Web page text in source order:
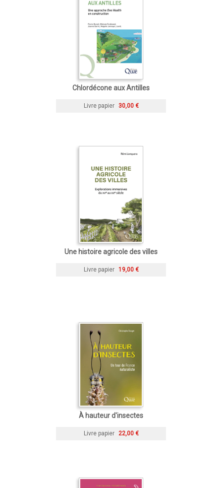
Chlordécone aux Antilles
Livre papier 30,00 €
Une histoire agricole des villes
Livre papier 19,00 €
À hauteur d'insectes
Livre papier 22,00 €